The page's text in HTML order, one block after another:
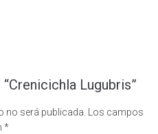
Lugubris”
no será publicada. Los campos
*